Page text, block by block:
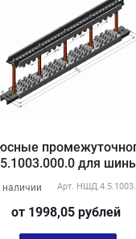
для
наличии Арт.
от 1998,05 рублей